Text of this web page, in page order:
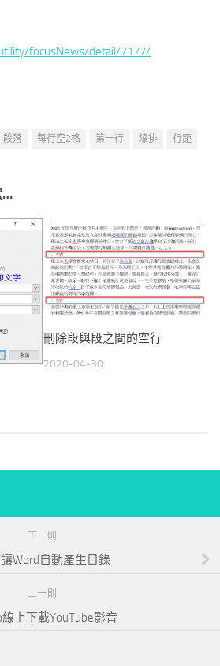
focusNews/detail/7177/
段落 每行空2格 第一行 縮排 行距
…
刪除段與段之間的空行
2020-04-30
下一則
Word自動產生目錄
上一則
線上下載YouTube影音